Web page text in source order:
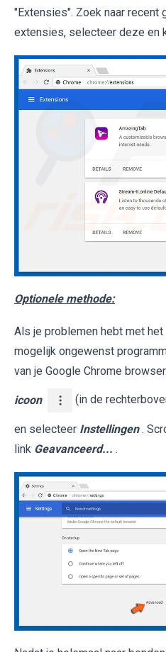
"Extensies". Zoek naar recent
extensies, selecteer deze en
Optionele methode:
Als je problemen hebt met
mogelijk ongewenst
van je Google Chrome
icoon (in de
en selecteer Instellingen .
link Geavanceerd... .